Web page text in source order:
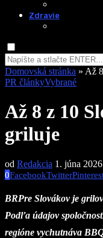
Zdravie
Domovská stránka » Až
PR článkyVybrané
Až 8 z 10
griluje
od Redakcia 1. júna 2026
0FacebookTwitter
BRPre Slovákov je
Podľa údajov
regióne vychutnáva